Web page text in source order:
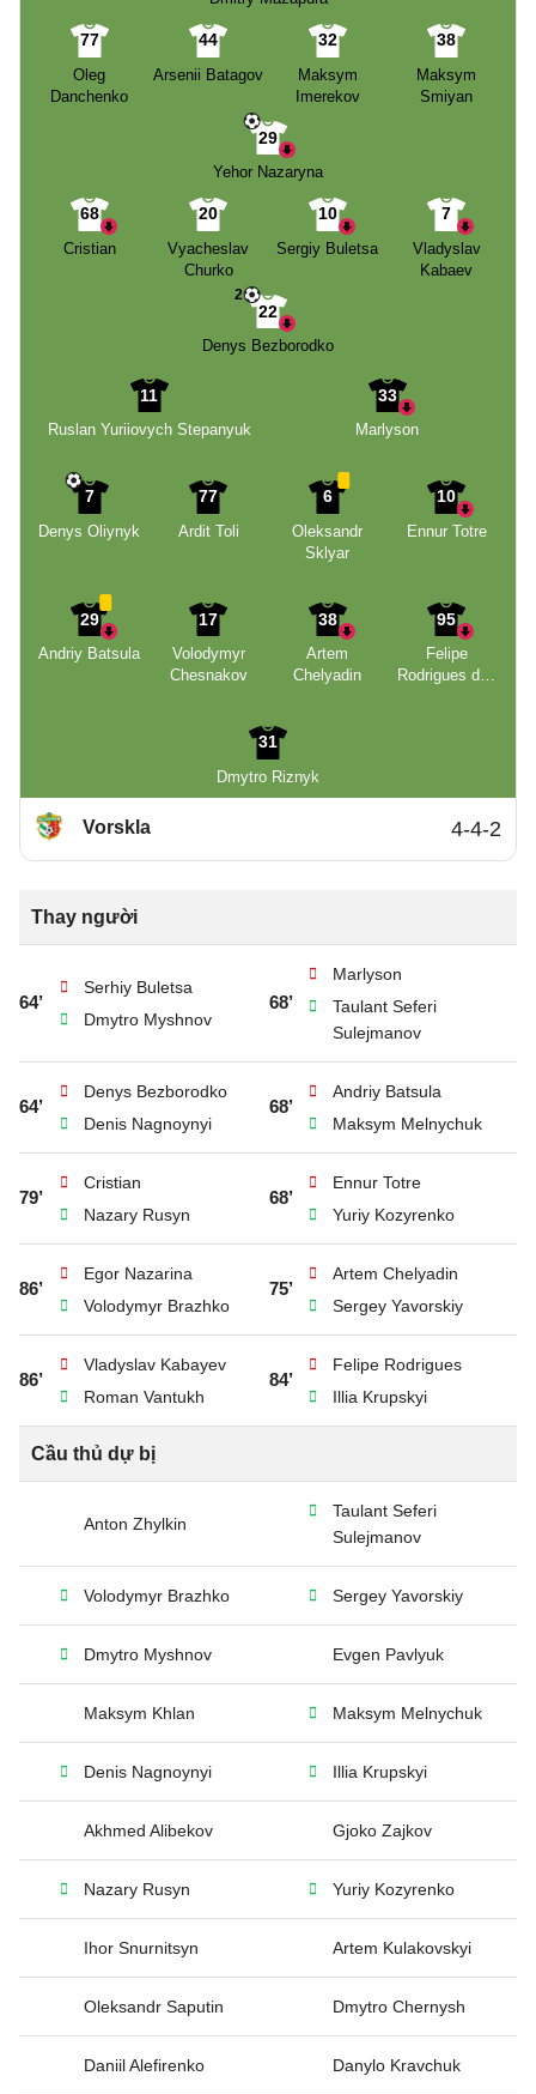
77
Oleg
Danchenko
44
Arsenii Batagov
32
Maksym
Imerekov
38
Maksym
Smiyan
29
Yehor Nazaryna
68
Cristian
20
Vyacheslav
Churko
10
Sergiy Buletsa
7
Vladyslav
Kabaev
22
2
Denys Bezborodko
11
Ruslan Yuriiovych Stepanyuk
33
Marlyson
7
Denys Oliynyk
77
Ardit Toli
6
Oleksandr
Sklyar
10
Ennur Totre
29
Andriy Batsula
17
Volodymyr
Chesnakov
38
Artem
Chelyadin
95
Felipe
Rodrigues dos
31
Dmytro Riznyk
Vorskla 4-4-2
Thay người
64’
Serhiy Buletsa
Dmytro Myshnov
68’
Marlyson
Taulant Seferi
Sulejmanov
64’
Denys Bezborodko
Denis Nagnoynyi
68’
Andriy Batsula
Maksym Melnychuk
79’
Cristian
Nazary Rusyn
68’
Ennur Totre
Yuriy Kozyrenko
86’
Egor Nazarina
Volodymyr Brazhko
75’
Artem Chelyadin
Sergey Yavorskiy
86’
Vladyslav Kabayev
Roman Vantukh
84’
Felipe Rodrigues
Illia Krupskyi
Cầu thủ dự bị
Anton Zhylkin
Taulant Seferi
Sulejmanov
Volodymyr Brazhko Sergey Yavorskiy
Dmytro Myshnov Evgen Pavlyuk
Maksym Khlan Maksym Melnychuk
Denis Nagnoynyi Illia Krupskyi
Akhmed Alibekov Gjoko Zajkov
Nazary Rusyn Yuriy Kozyrenko
Ihor Snurnitsyn Artem Kulakovskyi
Oleksandr Saputin Dmytro Chernysh
Daniil Alefirenko Danylo Kravchuk